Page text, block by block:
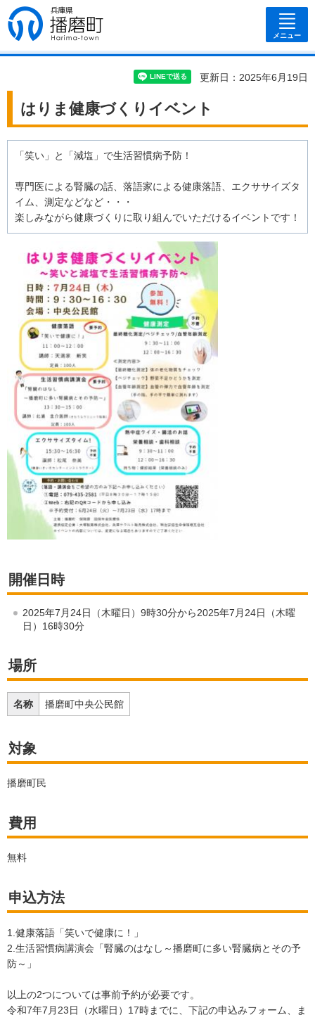
兵庫県 播磨
町
メニュー
更新日：2025年6月19日
はりま健康づくりイベント
「笑い」と「減塩」で生活習慣病予防！
専門医による腎臓の話、落語家による健康落語、エクササイズタ
イム、測定などなど・・・
楽しみながら健康づくりに取り組んでいただけるイベントです！
開催日時
2025年7月24日（木曜日）9時30分から2025年7月24日（木曜
日）16時30分
場所
名称 播磨町中央公民館
対象
播磨町民
費用
無料
申込方法
1.健康落語「笑いで健康に！」
2.生活習慣病講演会「腎臓のはなし～播磨町に多い腎臓病とその予
防～」
以上の2つについては事前予約が必要です。
令和7年7月23日（水曜日）17時までに、下記の申込みフォーム、ま